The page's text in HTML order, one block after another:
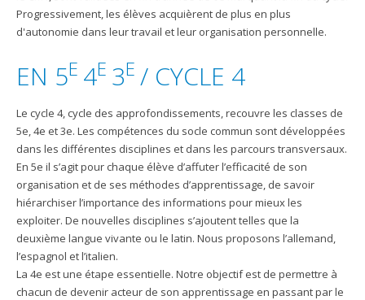
Progressivement, les élèves acquièrent de plus en plus
d'autonomie dans leur travail et leur organisation personnelle.
EN 5E 4E 3E / CYCLE 4
Le cycle 4, cycle des approfondissements, recouvre les classes de
5e, 4e et 3e. Les compétences du socle commun sont développées
dans les différentes disciplines et dans les parcours transversaux.
En 5e il s’agit pour chaque élève d’affuter l’efficacité de son
organisation et de ses méthodes d’apprentissage, de savoir
hiérarchiser l’importance des informations pour mieux les
exploiter. De nouvelles disciplines s’ajoutent telles que la
deuxième langue vivante ou le latin. Nous proposons l’allemand,
l’espagnol et l’italien.
La 4e est une étape essentielle. Notre objectif est de permettre à
chacun de devenir acteur de son apprentissage en passant par le